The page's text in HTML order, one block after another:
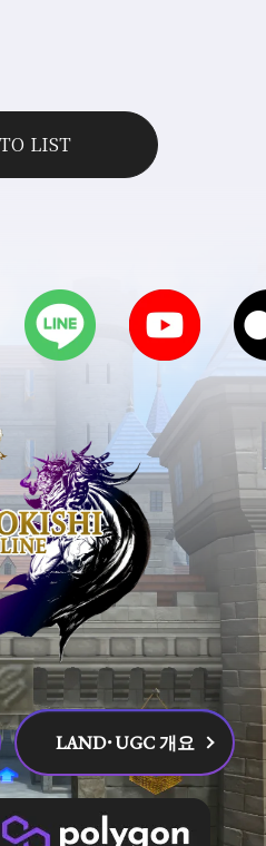
LIST
LAND･UGC 개요